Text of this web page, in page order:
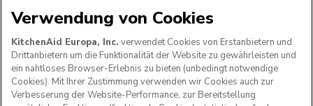
WIR AKZEPTIEREN
FOLGEN SIE UNS
Verwendung von Cookies
KitchenAid Europa, Inc. verwendet Cookies von Erstanbietern und
Drittanbietern um die Funktionalität der Website zu gewährleisten und
ein nahtloses Browser-Erlebnis zu bieten (unbedingt notwendige
Cookies). Mit Ihrer Zustimmung verwenden wir Cookies auch zur
Verbesserung der Website-Performance, zur Bereitstellung